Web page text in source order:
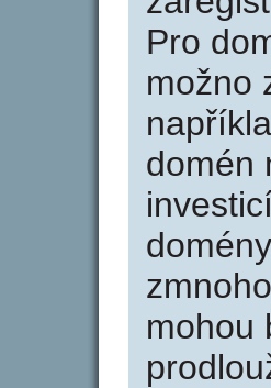
Pro
možno
domén
mohou